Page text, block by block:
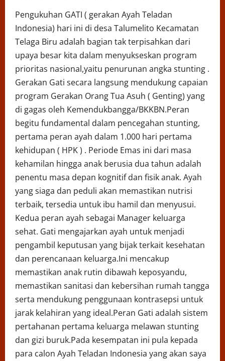
Pengukuhan GATI ( gerakan Ayah Teladan
Indonesia) hari ini di desa Talumelito Kecamatan
Telaga Biru adalah bagian tak terpisahkan dari
upaya besar kita dalam menyukseskan program
prioritas nasional,yaitu penurunan angka stunting .
Gerakan Gati secara langsung mendukung capaian
program Gerakan Orang Tua Asuh ( Genting) yang
di gagas oleh Kemendukbangga/BKKBN.Peran
begitu fundamental dalam pencegahan stunting,
pertama peran ayah dalam 1.000 hari pertama
kehidupan ( HPK ) . Periode Emas ini dari masa
kehamilan hingga anak berusia dua tahun adalah
penentu masa depan kognitif dan fisik anak. Ayah
yang siaga dan peduli akan memastikan nutrisi
terbaik, tersedia untuk ibu hamil dan menyusui.
Kedua peran ayah sebagai Manager keluarga
sehat. Gati mengajarkan ayah untuk menjadi
pengambil keputusan yang bijak terkait kesehatan
dan perencanaan keluarga.Ini mencakup
memastikan anak rutin dibawah keposyandu,
memastikan sanitasi dan kebersihan rumah tangga
serta mendukung penggunaan kontrasepsi untuk
jarak kelahiran yang ideal.Peran Gati adalah sistem
pertahanan pertama keluarga melawan stunting
dan gizi buruk.Pada kesempatan ini pula kepada
para calon Ayah Teladan Indonesia yang akan saya